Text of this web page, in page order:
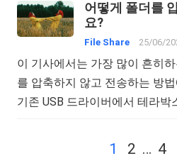
어떻게 폴더를
요?
File Share 25/06/
이 기사에서는 가장 많이 흔히
를 압축하지 않고 전송하는 방
기존 USB 드라이버에서 테라박
1 2 … 4